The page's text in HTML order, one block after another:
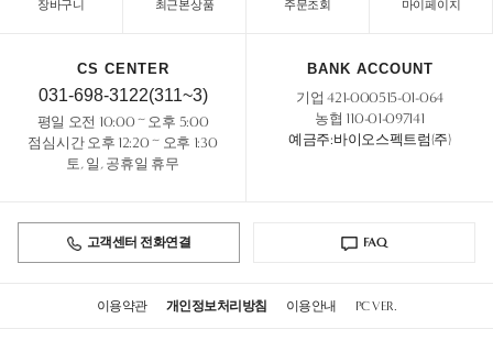
장바구니 최근본상품 주문조회 마이페이지
CS CENTER
031-698-3122(311~3)
평일 오전 10:00 ~ 오후 5:00
점심시간 오후 12:20 ~ 오후 1:30
토, 일, 공휴일 휴무
BANK ACCOUNT
기업 421-000515-01-064
농협 110-01-097141
예금주:바이오스펙트럼(주)
고객센터 전화연결 FAQ
이용약관 개인정보처리방침 이용안내 PC VER.